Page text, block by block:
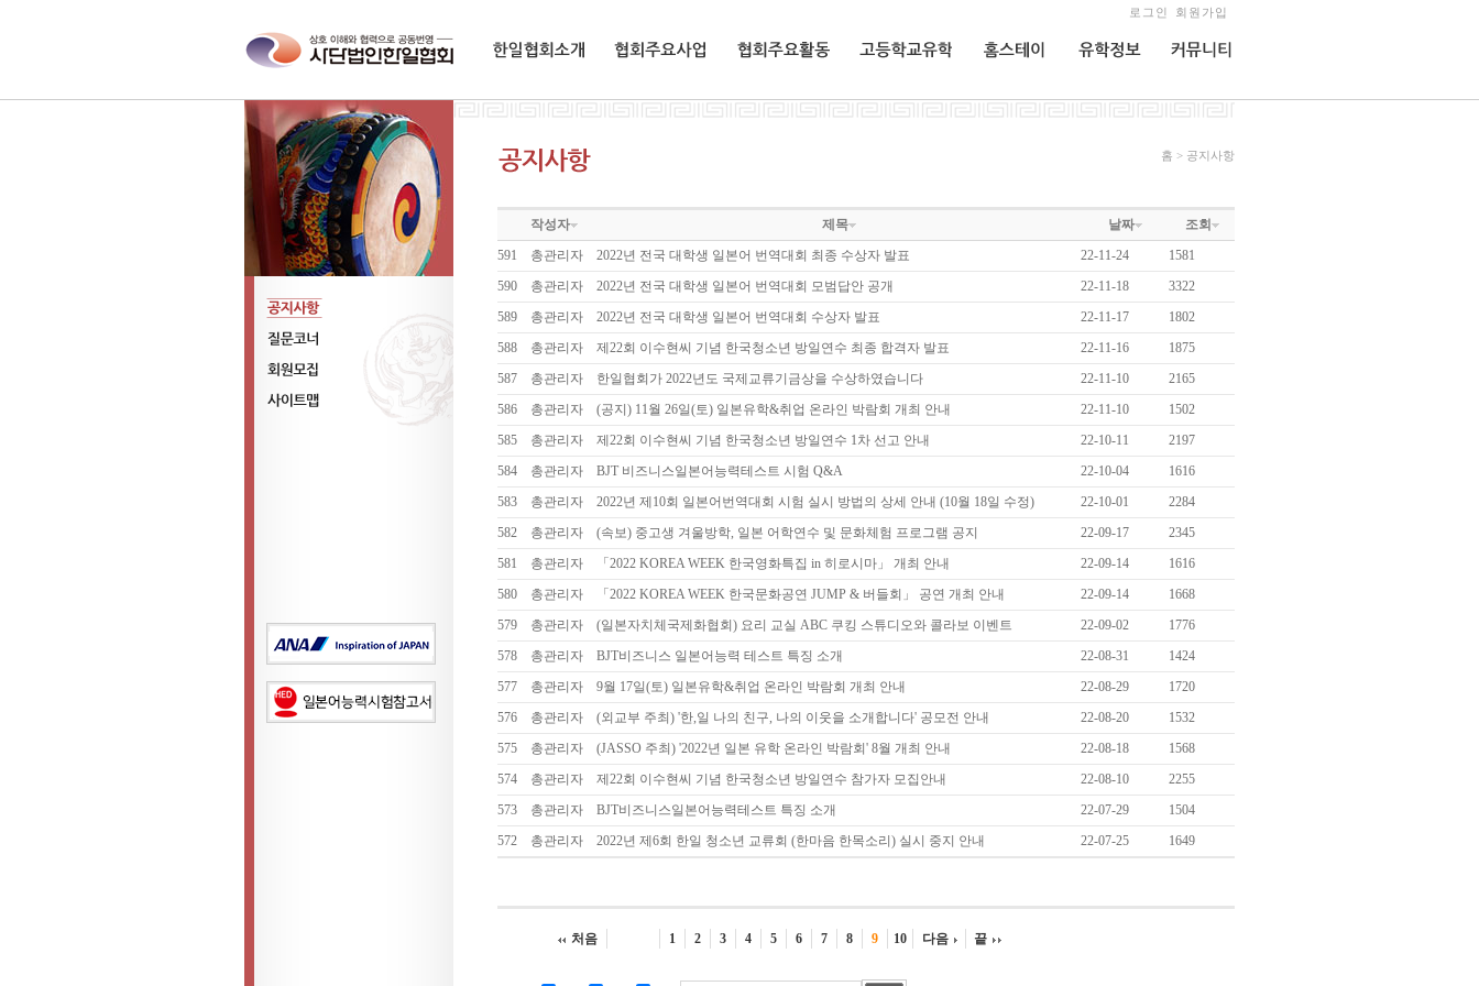
로그인 회원가입
공지사항
질문코너
회원모집
홈 > 공지사항
작성자 제목 날짜
조회
591
총관리자 2022년 전국 대학생 일본어 번역대회 최종 수상자 발표 22-11-24
1581
590
총관리자 2022년 전국 대학생 일본어 번역대회 모범답안 공개 22-11-18
3322
589
총관리자 2022년 전국 대학생 일본어 번역대회 수상자 발표 22-11-17
1802
588
총관리자 제22회 이수현씨 기념 한국청소년 방일연수 최종 합격자 발표 22-11-16
1875
587
총관리자 한일협회가 2022년도 국제교류기금상을 수상하였습니다 22-11-10
2165
586
총관리자 (공지) 11월 26일(토) 일본유학&취업 온라인 박람회 개최 안내 22-11-10
1502
585
총관리자 제22회 이수현씨 기념 한국청소년 방일연수 1차 선고 안내 22-10-11
2197
584
총관리자 BJT 비즈니스일본어능력테스트 시험 Q&A 22-10-04
1616
583
총관리자 2022년 제10회 일본어번역대회 시험 실시 방법의 상세 안내 (10월 18일 수정) 22-10-01
2284
582
총관리자 (속보) 중고생 겨울방학, 일본 어학연수 및 문화체험 프로그램 공지 22-09-17
2345
581
총관리자 「2022 KOREA WEEK 한국영화특집 in 히로시마」 개최 안내 22-09-14
1616
580
총관리자 「2022 KOREA WEEK 한국문화공연 JUMP & 버들회」 공연 개최 안내 22-09-14
1668
579
총관리자 (일본자치체국제화협회) 요리 교실 ABC 쿠킹 스튜디오와 콜라보 이벤트 22-09-02
1776
578
총관리자 BJT비즈니스 일본어능력 테스트 특징 소개 22-08-31
1424
577
총관리자 9월 17일(토) 일본유학&취업 온라인 박람회 개최 안내 22-08-29
1720
576
총관리자 (외교부 주최) '한,일 나의 친구, 나의 이웃을 소개합니다' 공모전 안내 22-08-20
1532
575
총관리자 (JASSO 주최) '2022년 일본 유학 온라인 박람회' 8월 개최 안내 22-08-18
1568
574
총관리자 제22회 이수현씨 기념 한국청소년 방일연수 참가자 모집안내 22-08-10
2255
573
총관리자 BJT비즈니스일본어능력테스트 특징 소개 22-07-29
1504
572
총관리자 2022년 제6회 한일 청소년 교류회 (한마음 한목소리) 실시 중지 안내 22-07-25 1649
처음 1 2 3 4 5 6 7 8 9 10 다음 끝